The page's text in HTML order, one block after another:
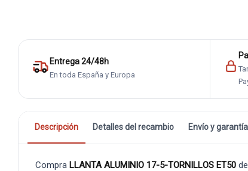
Entrega 24/48h
En toda España y Europa
Descripción Detalles del recambio Envío y garantía
Compra LLANTA ALUMINIO 17-5-TORNILLOS ET50